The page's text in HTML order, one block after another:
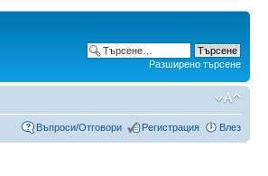
Разширено търсене
Въпроси/Отговори Регистрация Влез